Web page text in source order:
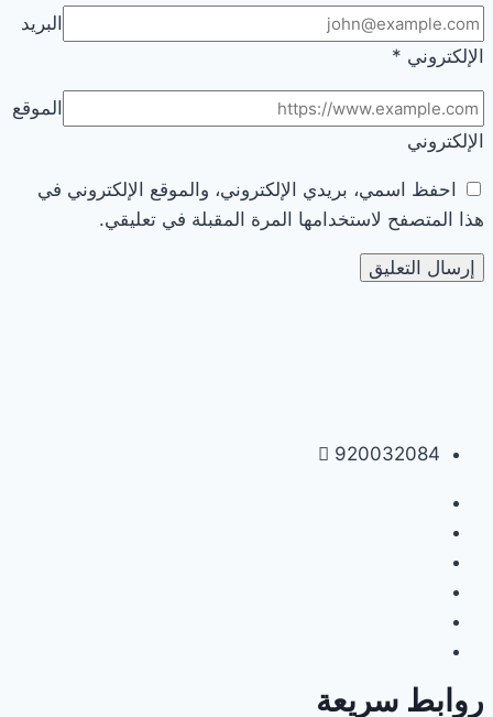
البريد
الإلكتروني *
الموقع
الإلكتروني
احفظ اسمي، بريدي الإلكتروني، والموقع الإلكتروني في
هذا المتصفح لاستخدامها المرة المقبلة في تعليقي.
920032084
روابط سريعة